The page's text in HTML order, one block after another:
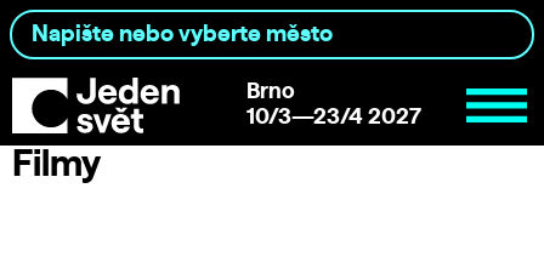
Brno
10/3—23/4 2027
Filmy